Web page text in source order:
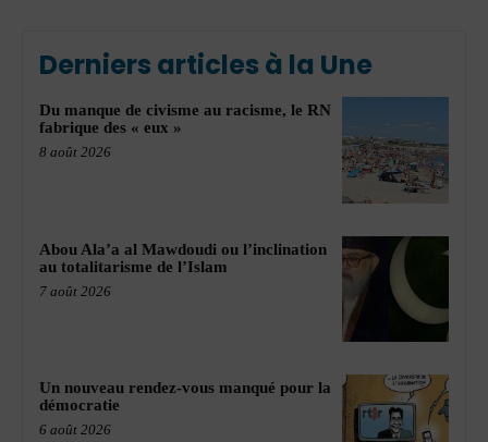
Derniers articles à la Une
Du manque de civisme au racisme, le RN
fabrique des « eux »
8 août 2026
Abou Ala’a al Mawdoudi ou l’inclination
au totalitarisme de l’Islam
7 août 2026
Un nouveau rendez-vous manqué pour la
démocratie
6 août 2026